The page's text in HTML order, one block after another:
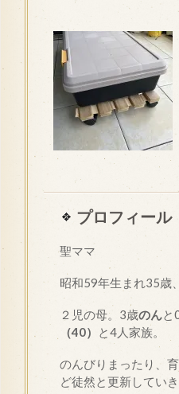
プロフィール
聖ママ
昭和59年生まれ35歳
２児の母。3歳のんと
（40）
と4人家族。
のんびりまったり、
ど徒然と更新していき